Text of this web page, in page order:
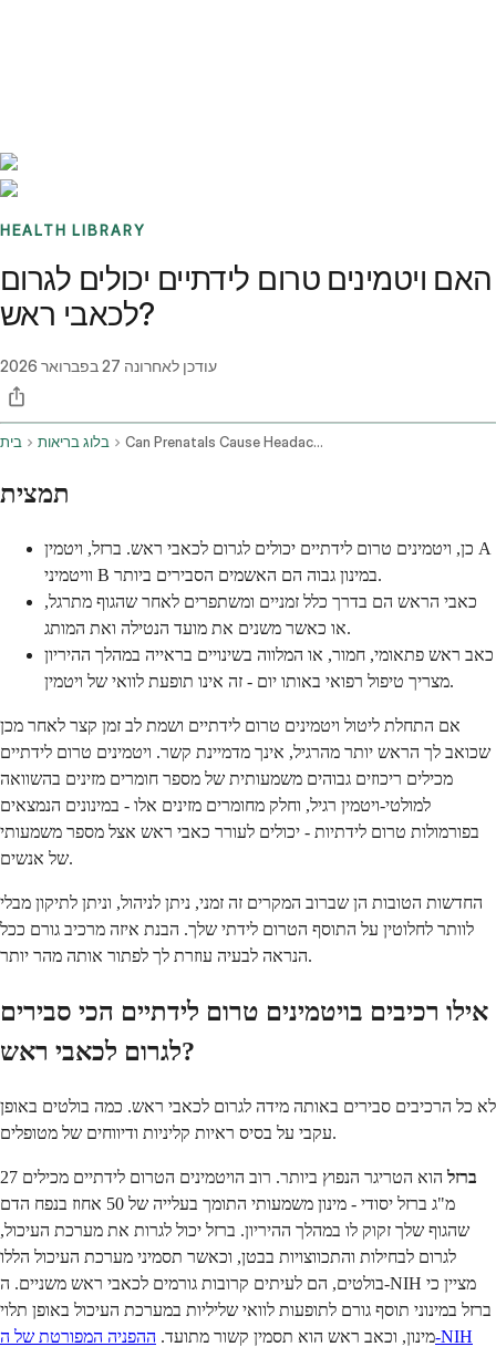
HEALTH LIBRARY
האם ויטמינים טרום לידתיים יכולים לגרום
לכאבי ראש?
עודכן לאחרונה 27 בפברואר 2026
בית בלוג בריאות Can Prenatals Cause Headaches
תמצית
כן, ויטמינים טרום לידתיים יכולים לגרום לכאבי ראש. ברזל, ויטמין A
וויטמיני B במינון גבוה הם האשמים הסבירים ביותר.
כאבי הראש הם בדרך כלל זמניים ומשתפרים לאחר שהגוף מתרגל,
או כאשר משנים את מועד הנטילה ואת המותג.
כאב ראש פתאומי, חמור, או המלווה בשינויים בראייה במהלך ההיריון
מצריך טיפול רפואי באותו יום - זה אינו תופעת לוואי של ויטמין.
אם התחלת ליטול ויטמינים טרום לידתיים ושמת לב זמן קצר לאחר מכן
שכואב לך הראש יותר מהרגיל, אינך מדמיינת קשר. ויטמינים טרום לידתיים
מכילים ריכוזים גבוהים משמעותית של מספר חומרים מזינים בהשוואה
למולטי-ויטמין רגיל, וחלק מחומרים מזינים אלו - במינונים הנמצאים
בפורמולות טרום לידתיות - יכולים לעורר כאבי ראש אצל מספר משמעותי
של אנשים.
החדשות הטובות הן שברוב המקרים זה זמני, ניתן לניהול, וניתן לתיקון מבלי
לוותר לחלוטין על התוסף הטרום לידתי שלך. הבנת איזה מרכיב גורם ככל
הנראה לבעיה עוזרת לך לפתור אותה מהר יותר.
אילו רכיבים בויטמינים טרום לידתיים הכי סבירים
לגרום לכאבי ראש?
לא כל הרכיבים סבירים באותה מידה לגרום לכאבי ראש. כמה בולטים באופן
עקבי על בסיס ראיות קליניות ודיווחים של מטופלים.
ברזל
הוא הטריגר הנפוץ ביותר. רוב הויטמינים הטרום לידתיים מכילים 27
מ"ג ברזל יסודי - מינון משמעותי התומך בעלייה של 50 אחוז בנפח הדם
שהגוף שלך זקוק לו במהלך ההיריון. ברזל יכול לגרות את מערכת העיכול,
לגרום לבחילות והתכווצויות בבטן, וכאשר תסמיני מערכת העיכול הללו
בולטים, הם לעיתים קרובות גורמים לכאבי ראש משניים. ה-NIH מציין כי
ברזל במינוני תוסף גורם לתופעות לוואי שליליות במערכת העיכול באופן תלוי
מינון, וכאב ראש הוא תסמין קשור מתועד. ההפניה המפורטת של ה-NIH